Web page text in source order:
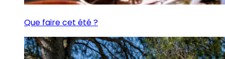
Que faire cet été ?